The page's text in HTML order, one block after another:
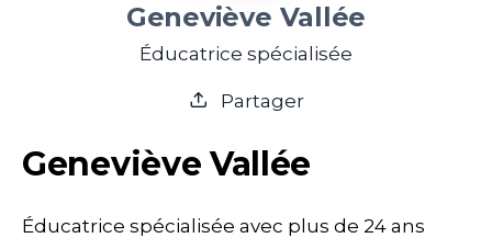
Geneviève Vallée
Éducatrice spécialisée
Partager
Geneviève Vallée
Éducatrice spécialisée avec plus de 24 ans